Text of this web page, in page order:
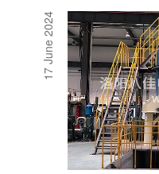
铸，经过中间
盘上进行慢速
薄厚均匀的合
多重安全保障
操作系统、全
真空速凝炉
如各类陶瓷烧
粉、五金塑胶
电容、电源、
温有各类适合
17 June 2024